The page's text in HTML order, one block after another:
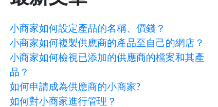
小商家如何設定產品的名稱、價錢？
小商家如何複製供應商的產品至自己的網店？
小商家如何檢視已添加的供應商的檔案和其產
品？
如何申請成為供應商的小商家?
如何對小商家進行管理？